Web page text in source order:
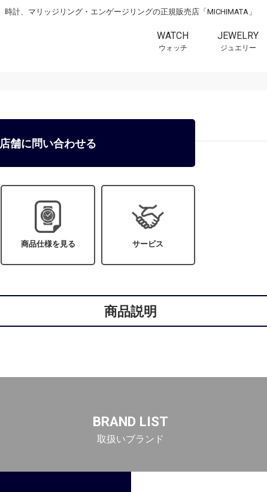
時計、マリッジリング・エンゲージリングの正規販売店「MICHIMATA」
WATCH
ウォッチ
JEWELRY
ジュエリー
店舗に問い合わせる
商品仕様を見る サービス
商品説明
BRAND LIST
取扱いブランド